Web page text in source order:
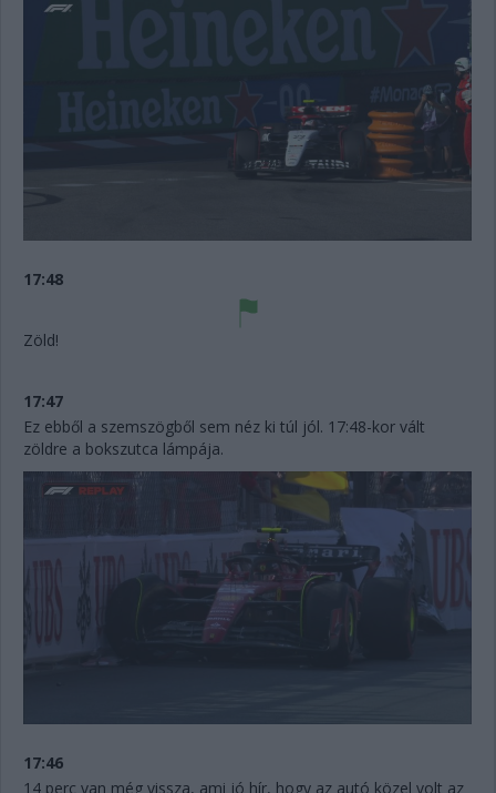
17:48
Zöld!
17:47
Ez ebből a szemszögből sem néz ki túl jól. 17:48-kor vált
zöldre a bokszutca lámpája.
17:46
14 perc van még vissza, ami jó hír, hogy az autó közel volt az